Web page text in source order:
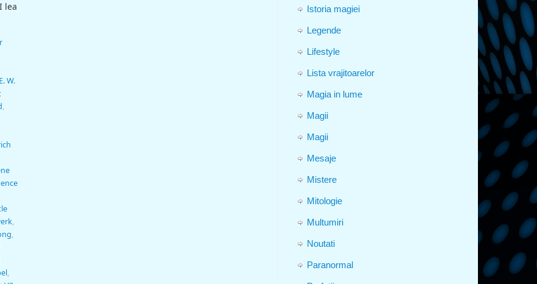
lea
E. W.
,
,
,
,
Istoria magiei
Legende
Lifestyle
Lista vrajitoarelor
Magia in lume
Magii
Magii
Mesaje
Mistere
Mitologie
Multumiri
Noutati
Paranormal